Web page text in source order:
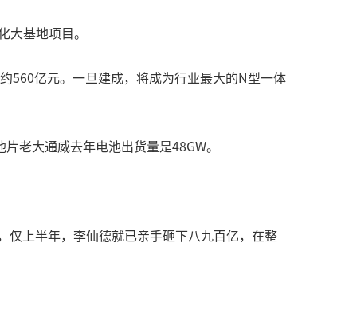
基地项目。
560亿元。一旦建成，将成为行业最大的N型一体
老大通威去年电池出货量是48GW。
仅上半年，李仙德就已亲手砸下八九百亿，在整